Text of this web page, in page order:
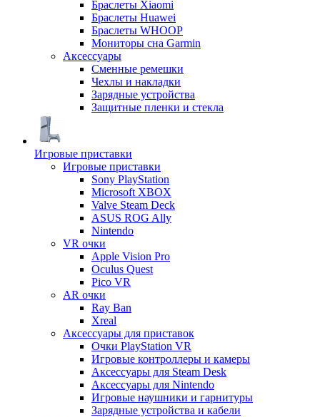
Браслеты Xiaomi
Браслеты Huawei
Браслеты WHOOP
Мониторы сна Garmin
Аксессуары
Сменные ремешки
Чехлы и накладки
Зарядные устройства
Защитные пленки и стекла
Игровые приставки
Игровые приставки
Sony PlayStation
Microsoft XBOX
Valve Steam Deck
ASUS ROG Ally
Nintendo
VR очки
Apple Vision Pro
Oculus Quest
Pico VR
AR очки
Ray Ban
Xreal
Аксессуары для приставок
Очки PlayStation VR
Игровые контроллеры и камеры
Аксессуары для Steam Desk
Аксессуары для Nintendo
Игровые наушники и гарнитуры
Зарядные устройства и кабели